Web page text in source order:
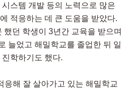
스템 개발 등의 노력으로 많은
적응하는 데 큰 도움을 받았다.
했던 학생이 3년간 교육을 받으며
늘었고 해밀학교를 졸업한 뒤 일
학하기도 했다.
응해 잘 살아가고 있는 해밀학교